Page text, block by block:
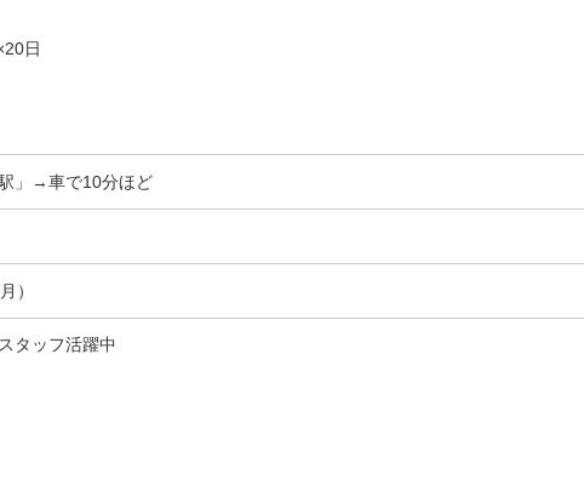
日
」→車で10分ほど
）
タッフ活躍中